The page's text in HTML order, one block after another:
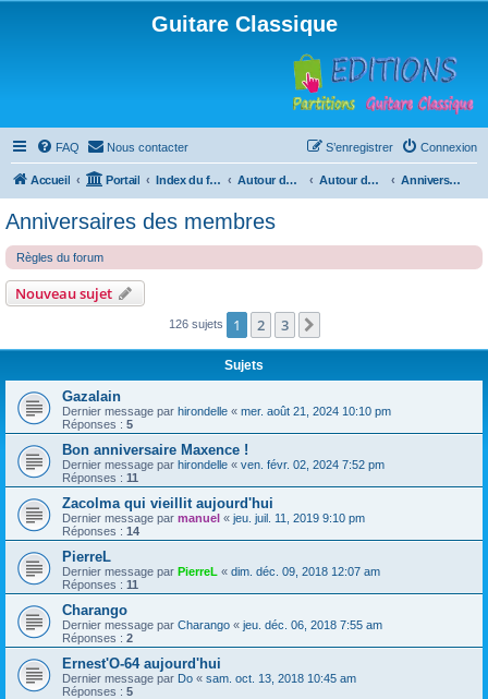
Guitare Classique
FAQ Nous contacter Connexion
S’enregistrer
Accueil Portail Index du forum Autour de la machine à café Autour de la machine à café Anniversaires des membres
Anniversaires des membres
Règles du forum
Nouveau sujet
126 sujets 1 2 3
Sujets
Gazalain
Dernier message par hirondelle « mer. août 21, 2024 10:10 pm
Réponses : 5
Bon anniversaire Maxence !
Dernier message par hirondelle « ven. févr. 02, 2024 7:52 pm
Réponses : 11
Zacolma qui vieillit aujourd'hui
Dernier message par manuel « jeu. juil. 11, 2019 9:10 pm
Réponses : 14
PierreL
Dernier message par PierreL « dim. déc. 09, 2018 12:07 am
Réponses : 11
Charango
Dernier message par Charango « jeu. déc. 06, 2018 7:55 am
Réponses : 2
Ernest'O-64 aujourd'hui
Dernier message par Do « sam. oct. 13, 2018 10:45 am
Réponses : 5